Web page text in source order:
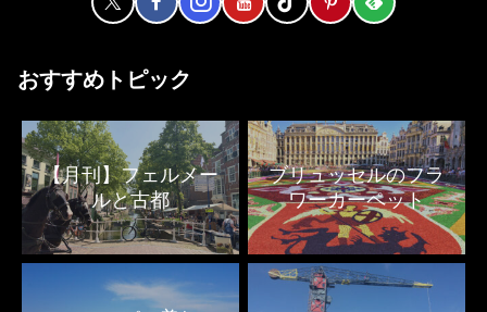
おすすめトピック
【月刊】フェルメー
ルと古都
ブリュッセルのフラ
ワーカーペット